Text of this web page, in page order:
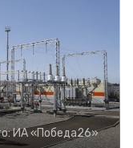
ИА «Победа26»